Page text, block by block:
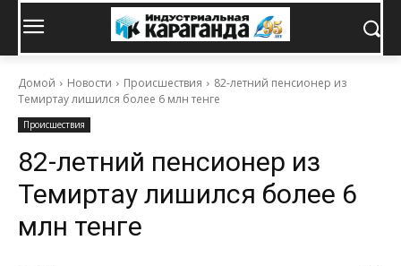
Домой Новости Происшествия
82-летний пенсионер из
Темиртау лишился более 6 млн тенге
Происшествия
82-летний пенсионер из
Темиртау лишился более 6
млн тенге